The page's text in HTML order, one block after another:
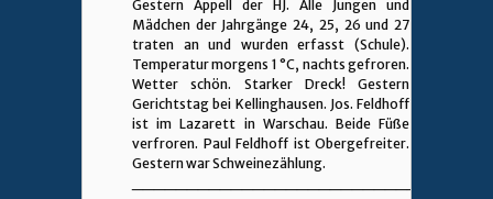
Gestern Appell der HJ. Alle Jungen und
Mädchen der Jahrgänge 24, 25, 26 und 27
traten an und wurden erfasst (Schule).
Temperatur morgens 1 °C, nachts gefroren.
Wetter schön. Starker Dreck! Gestern
Gerichtstag bei Kellinghausen. Jos. Feldhoff
ist im Lazarett in Warschau. Beide Füße
verfroren. Paul Feldhoff ist Obergefreiter.
Gestern war Schweinezählung.